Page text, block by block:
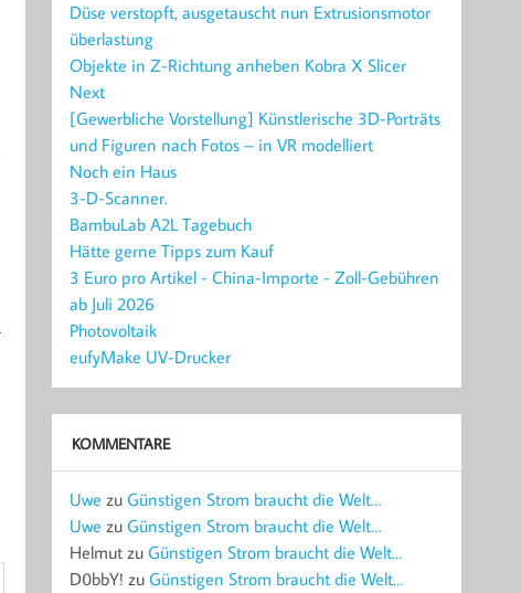
Düse verstopft, ausgetauscht nun Extrusionsmotor
überlastung
Objekte in Z-Richtung anheben Kobra X Slicer
Next
[Gewerbliche Vorstellung] Künstlerische 3D-Porträts
und Figuren nach Fotos – in VR modelliert
Noch ein Haus
3-D-Scanner.
BambuLab A2L Tagebuch
Hätte gerne Tipps zum Kauf
3 Euro pro Artikel - China-Importe - Zoll-Gebühren
ab Juli 2026
Photovoltaik
eufyMake UV-Drucker
KOMMENTARE
Uwe zuGünstigen Strom braucht die Welt…
Uwe zuGünstigen Strom braucht die Welt…
Helmut zuGünstigen Strom braucht die Welt…
D0bbY! zuGünstigen Strom braucht die Welt…